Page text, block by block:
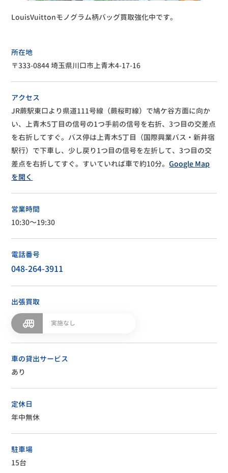
LouisVuittonモノグラム柄バッグ買取強化中です。
所在地
〒333-0844 埼玉県川口市上青木4-17-16
アクセス
JR蕨駅東口より県道111号線（蕨桜町線）で鳩ケ谷方面に向か
い、上青木5丁目の信号の1つ手前の信号を右折、3つ目の交差点
を右折してすぐ。バス停は上青木5丁目（国際興業バス・新井宿
駅行）で下車し、少し戻り1つ目の信号を左折して、3つ目の交
差点を右折してすぐ。すいていれば車で約10分。Google Map
を開く
営業時間
10:30～19:30
電話番号
048-264-3911
出張買取
実施なし
車の貸出サービス
あり
定休日
年中無休
駐車場
15台